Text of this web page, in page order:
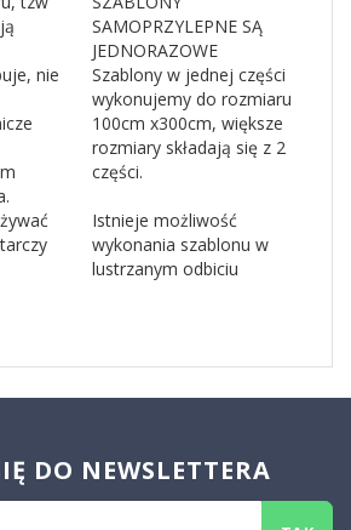
nie
SAMOPRZYLEPNE SĄ
JEDNORAZOWE
Szablony w jednej części
wykonujemy do rozmiaru
100cm x300cm, większe
rozmiary składają się z 2
części.
Istnieje możliwość
wykonania szablonu w
lustrzanym odbiciu
DO NEWSLETTERA